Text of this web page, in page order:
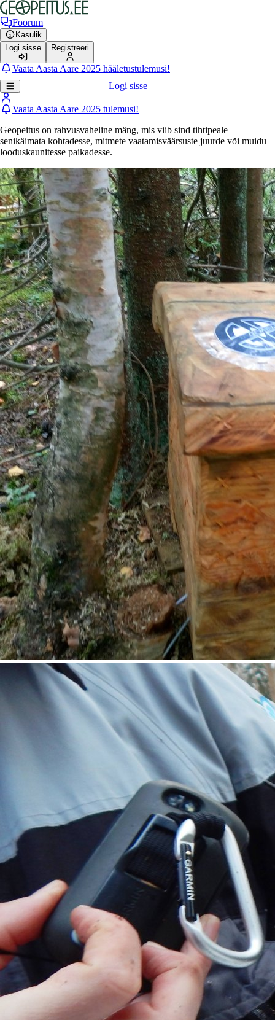
Foorum
Kasulik
Logi sisse
Registreeri
Vaata Aasta Aare 2025 hääletustulemusi!
Logi sisse
Vaata Aasta Aare 2025 tulemusi!
Geopeitus on rahvusvaheline mäng, mis viib sind tihtipeale
senikäimata kohtadesse, mitmete vaatamisväärsuste juurde või muidu
looduskaunitesse paikadesse.